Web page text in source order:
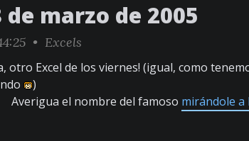
marzo de 2005
• Excels
otro Excel de los viernes! (igual, como
)
Averigua el nombre del famoso mirándole a